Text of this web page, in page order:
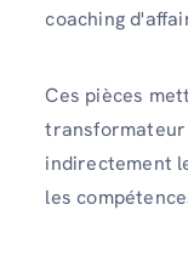
coaching
Ces pièces
transformateur
indirectement
les